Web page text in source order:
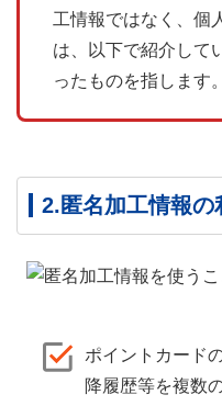
工情報ではなく、個
は、以下で紹介して
ったものを指します。
2.匿名加工情報の
ポイントカード
降履歴等を複数